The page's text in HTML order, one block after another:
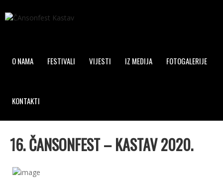
O NAMA FESTIVALI VIJESTI IZ MEDIJA FOTOGALERIJE
KONTAKTI
16. ČANSONFEST – KASTAV 2020.